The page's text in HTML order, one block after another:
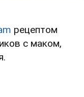
рецептом
с маком,